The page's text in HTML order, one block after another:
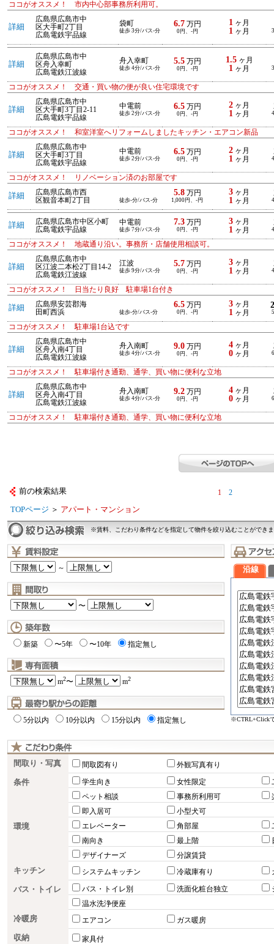
ココがオススメ！ 市内中心部事務所利用可。
詳細
広島県広島市中
区大手町2丁目
広島電鉄宇品線
袋町
徒歩 3分/バス-分
6.7万円
0円、-円
1 ヶ月
1 ヶ月
詳細
広島県広島市中
区舟入幸町
広島電鉄江波線
舟入幸町
徒歩 4分/バス-分
5.5万円
0円、-円
1.5ヶ月
1 ヶ月
ココがオススメ！ 交通・買い物の便が良い住宅環境です
詳細
広島県広島市中
区大手町3丁目2-11
広島電鉄宇品線
中電前
徒歩 2分/バス-分
6.5万円
0円、-円
2 ヶ月
1 ヶ月
ココがオススメ！ 和室洋室へリフォームしましたキッチン・エアコン新品
詳細
広島県広島市中
区大手町3丁目
広島電鉄宇品線
中電前
徒歩 2分/バス-分
6.5万円
0円、-円
2 ヶ月
1 ヶ月
ココがオススメ！ リノベーション済のお部屋です
詳細
広島県広島市西
区観音本町2丁目
徒歩-分/バス-分
5.8万円
1,000円、-円
3 ヶ月
1 ヶ月
詳細
広島県広島市中区小町
広島電鉄宇品線
中電前
徒歩 7分/バス-分
7.3万円
0円、-円
3 ヶ月
1 ヶ月
ココがオススメ！ 地蔵通り沿い。事務所・店舗使用相談可。
詳細
広島県広島市中
区江波二本松2丁目14-2
広島電鉄江波線
江波
徒歩 9分/バス-分
5.7万円
0円、-円
3 ヶ月
1 ヶ月
ココがオススメ！ 日当たり良好 駐車場1台付き
詳細
広島県安芸郡海
田町西浜
徒歩-分/バス-分
6.5万円
0円、-円
3 ヶ月
1 ヶ月
ココがオススメ！ 駐車場1台込です
詳細
広島県広島市中
区舟入南4丁目
広島電鉄江波線
舟入南町
徒歩 4分/バス-分
9.0万円
0円、-円
4 ヶ月
0 ヶ月
ココがオススメ！ 駐車場付き通勤、通学、買い物に便利な立地
詳細
広島県広島市中
区舟入南4丁目
広島電鉄江波線
舟入南町
徒歩 4分/バス-分
9.2万円
0円、-円
4 ヶ月
0 ヶ月
ココがオススメ！ 駐車場付き通勤、通学、買い物に便利な立地
前の検索結果 1 2
TOPページ ＞ アパート・マンション
※賃料、こだわり条件などを指定して物件を絞り込むことができ
～
〜
新築 〜5年 〜10年 指定無し
m2〜 m2
5分以内 10分以内 15分以内 指定無し
沿線
※CTRL+Click
間取り・写真 間取図有り 外観写真有り
条件 学生向き 女性限定
ペット相談
事務所利用可
即入居可
小型犬可
環境 エレベーター 角部屋
南向き
最上階
デザイナーズ
分譲賃貸
キッチン システムキッチン 冷蔵庫有り
バス・トイレ バス・トイレ別 洗面化粧台独立
温水洗浄便座
冷暖房 エアコン ガス暖房
収納 家具付